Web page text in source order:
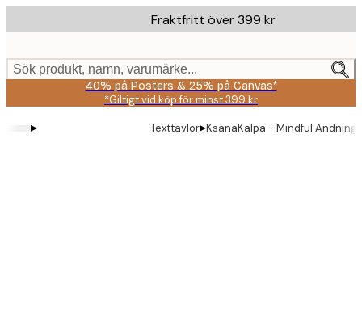
to
content.
Fraktfritt över 399 kr
Sök produkt, namn, varumärke...
40% på Posters & 25% på Canvas*
*Giltigt vid köp för minst 399 kr
▸ Texttavlor▸KsanaKalpa - Mindful